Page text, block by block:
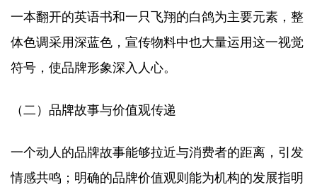
一本翻开的英语书和一只飞翔的白鸽为主要元素，整
体色调采用深蓝色，宣传物料中也大量运用这一视觉
符号，使品牌形象深入人心。​
（二）品牌故事与价值观传递​
一个动人的品牌故事能够拉近与消费者的距离，引发
情感共鸣；明确的品牌价值观则能为机构的发展指明